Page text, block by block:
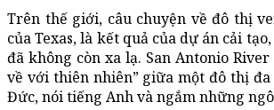
Trên thế giới, câu chuyện về đô thị
của Texas, là kết quả của dự án cải
đã không còn xa lạ. San Antonio
về với thiên nhiên” giữa một đô thị
Đức, nói tiếng Anh và ngắm những